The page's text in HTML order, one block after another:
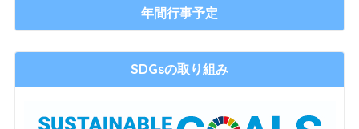
年間行事予定
SDGsの取り組み